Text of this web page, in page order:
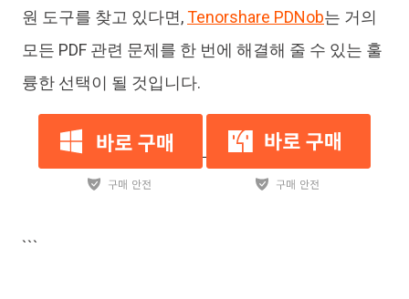
원 도구를 찾고 있다면,Tenorshare PDNob는 거의
모든 PDF 관련 문제를 한 번에 해결해 줄 수 있는 훌
륭한 선택이 될 것입니다.
```